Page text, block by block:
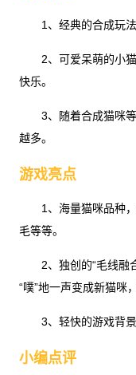
1、经典的合成玩
2、可爱呆萌的小
快乐。
3、随着合成猫咪
越多。
游戏亮点
1、海量猫咪品种
毛等等。
2、独创的“毛线融
“噗”地一声变成新猫咪
3、轻快的游戏背
小编点评